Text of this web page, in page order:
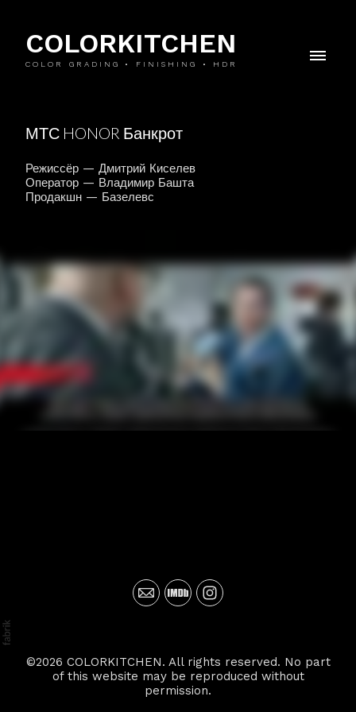
COLORKITCHEN
COLOR GRADING • FINISHING • HDR
МТС HONOR Банкрот
Режиссёр — Дмитрий Киселев
Оператор — Владимир Башта
Продакшн — Базелевс
©2026 COLORKITCHEN. All rights reserved. No part
of this website may be reproduced without
permission.